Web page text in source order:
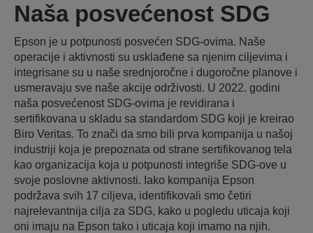
Naša posvećenost SDG
Epson je u potpunosti posvećen SDG-ovima. Naše
operacije i aktivnosti su usklađene sa njenim ciljevima i
integrisane su u naše srednjoročne i dugoročne planove i
usmeravaju sve naše akcije održivosti. U 2022. godini
naša posvećenost SDG-ovima je revidirana i
sertifikovana u skladu sa standardom SDG koji je kreirao
Biro Veritas. To znači da smo bili prva kompanija u našoj
industriji koja je prepoznata od strane sertifikovanog tela
kao organizacija koja u potpunosti integriše SDG-ove u
svoje poslovne aktivnosti. Iako kompanija Epson
podržava svih 17 ciljeva, identifikovali smo četiri
najrelevantnija cilja za SDG, kako u pogledu uticaja koji
oni imaju na Epson tako i uticaja koji imamo na njih.